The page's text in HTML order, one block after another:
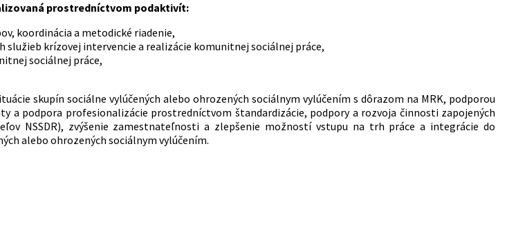
prostredníctvom podaktivít:
koordinácia a metodické riadenie,
služieb krízovej intervencie a realizácie komunitnej sociálnej práce,
sociálnej práce,
skupín sociálne vylúčených alebo ohrozených sociálnym vylúčením s dôrazom na MRK, podporou
a podpora profesionalizácie prostredníctvom štandardizácie, podpory a rozvoja činnosti zapojených
NSSDR), zvýšenie zamestnateľnosti a zlepšenie možností vstupu na trh práce a integrácie do
alebo ohrozených sociálnym vylúčením.